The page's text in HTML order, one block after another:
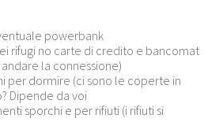
powerbank
rifugi no carte di credito e bancomat
la connessione)
per dormire (ci sono le coperte in
Dipende da voi
sporchi e per rifiuti (i rifiuti si